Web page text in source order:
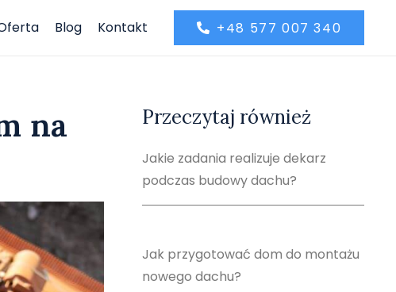
Blog Kontakt +48 577 007 340
na
Przeczytaj również
Jakie zadania realizuje dekarz
podczas budowy dachu?
Jak przygotować dom do montażu
nowego dachu?